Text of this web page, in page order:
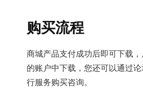
购买流程
商城产品支付成功后即可下载
的账户中下载，您还可以通过
行服务购买咨询。